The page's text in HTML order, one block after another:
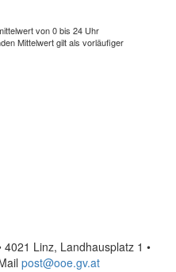
von 0 bis 24 Uhr
Mittelwert gilt als vorläufiger
Linz, Landhausplatz 1 •
post@ooe.gv.at